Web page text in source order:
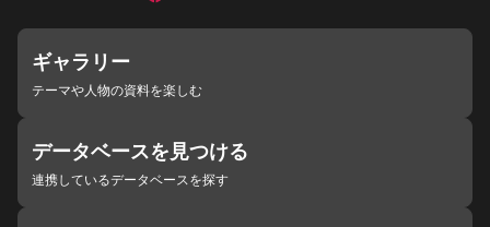
ギャラリー
テーマや人物の資料を楽しむ
データベースを見つける
連携しているデータベースを探す